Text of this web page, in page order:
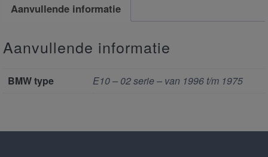
Aanvullende informatie
Aanvullende informatie
BMW type E10 – 02 serie – van 1996 t/m 1975